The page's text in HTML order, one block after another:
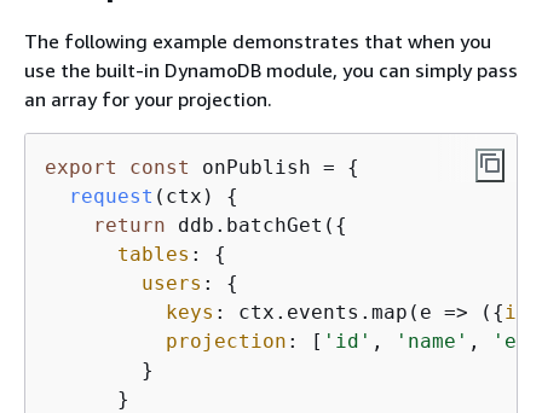
The following example demonstrates that when you
use the built-in DynamoDB module, you can simply pass
an array for your projection.
export const onPublish = {
request ( ctx )
{
return ddb.batchGet( {
tables : {
users : {
keys : ctx.events.map( e => ( {id
projection : [ 'id' , 'name' ,
        }
      }